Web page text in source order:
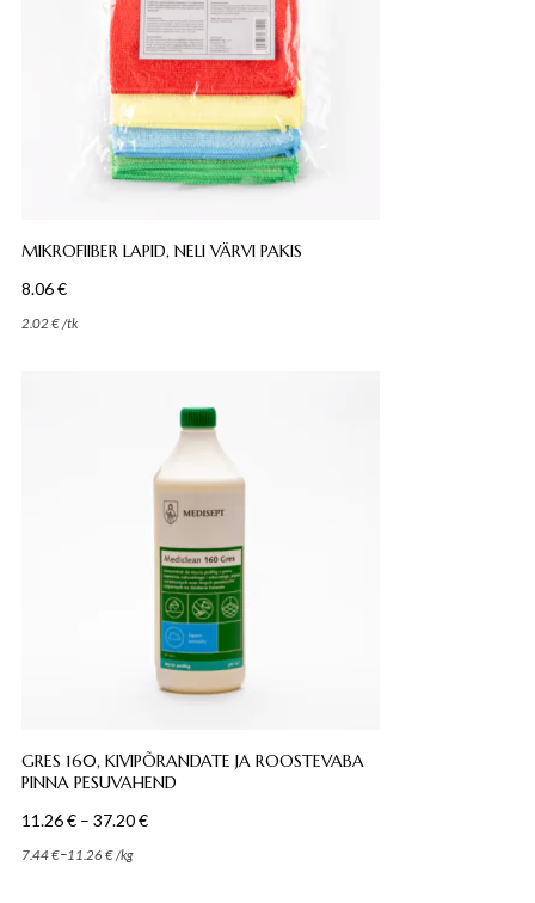
MIKROFIIBER LAPID, NELI VÄRVI PAKIS
8.06€
2.02 €/tk
GRES 160, KIVIPÕRANDATE JA ROOSTEVABA
PINNA PESUVAHEND
11.26€ – 37.20€Hinnavahemik:
7.44€–11.26 €/kg